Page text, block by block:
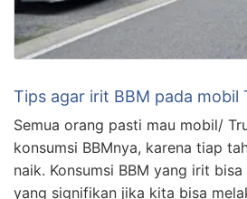
Tips agar irit BBM pada mobil
Semua orang pasti mau mobil/
konsumsi BBMnya, karena tiap
naik. Konsumsi BBM yang irit
yang signifikan jika kita bisa